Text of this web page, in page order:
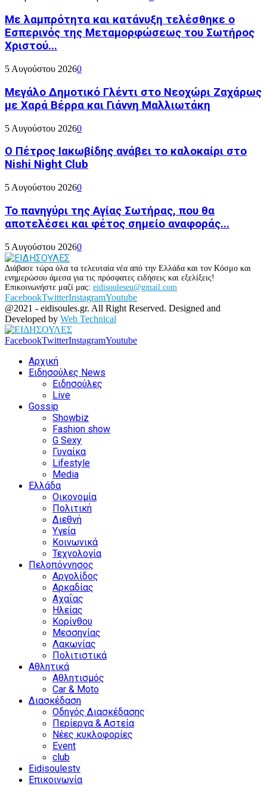
Με λαμπρότητα και κατάνυξη τελέσθηκε ο
Εσπερινός της Μεταμορφώσεως του Σωτήρος
Χριστού...
5 Αυγούστου 20260
Μεγάλο Δημοτικό Γλέντι στο Νεοχώρι Ζαχάρως
με Χαρά Βέρρα και Γιάννη Μαλλιωτάκη
5 Αυγούστου 20260
Ο Πέτρος Ιακωβίδης ανάβει το καλοκαίρι στο
Nishi Night Club
5 Αυγούστου 20260
Το πανηγύρι της Αγίας Σωτήρας, που θα
αποτελέσει και φέτος σημείο αναφοράς...
5 Αυγούστου 20260
Διάβασε τώρα όλα τα τελευταία νέα από την Ελλάδα και τον Κόσμο και
ενημερώσου άμεσα για τις πρόσφατες ειδήσεις και εξελίξεις!
Επικοινωνήστε μαζί μας: eidisouleseu@gmail.com
FacebookTwitterInstagramYoutube
@2021 - eidisoules.gr. All Right Reserved. Designed and
Developed by Web Technical
FacebookTwitterInstagramYoutube
Αρχική
Ειδησούλες News
Ειδησούλες
Live
Gossip
Showbiz
Fashion show
G Sexy
Γυναίκα
Lifestyle
Media
Ελλάδα
Οικονομία
Πολιτική
Διεθνή
Υγεία
Κοινωνικά
Τεχνολογία
Πελοπόννησος
Αργολίδος
Αρκαδίας
Αχαΐας
Ηλείας
Κορίνθου
Μεσσηνίας
Λακωνίας
Πολιτιστικά
Αθλητικά
Αθλητισμός
Car & Moto
Διασκέδαση
Οδηγός Διασκέδασης
Περίεργα & Αστεία
Νέες κυκλοφορίες
Event
club
Eidisoulestv
Επικοινωνία